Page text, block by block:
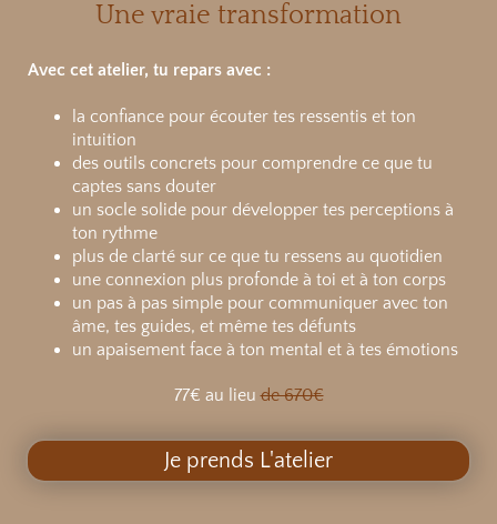
Une vraie transformation
Avec cet atelier, tu repars avec :
la confiance pour écouter tes ressentis et ton
intuition
des outils concrets pour comprendre ce que tu
captes sans douter
un socle solide pour développer tes perceptions à
ton rythme
plus de clarté sur ce que tu ressens au quotidien
une connexion plus profonde à toi et à ton corps
un pas à pas simple pour communiquer avec ton
âme, tes guides, et même tes défunts
un apaisement face à ton mental et à tes émotions
77€ au lieude 670€
Je prends L'atelier